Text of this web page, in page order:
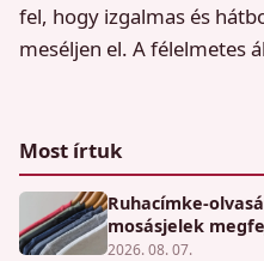
fel, hogy izgalmas és
meséljen el. A félelmetes
Most írtuk
Ruhacímke-
mosásjelek
2026. 08. 07.